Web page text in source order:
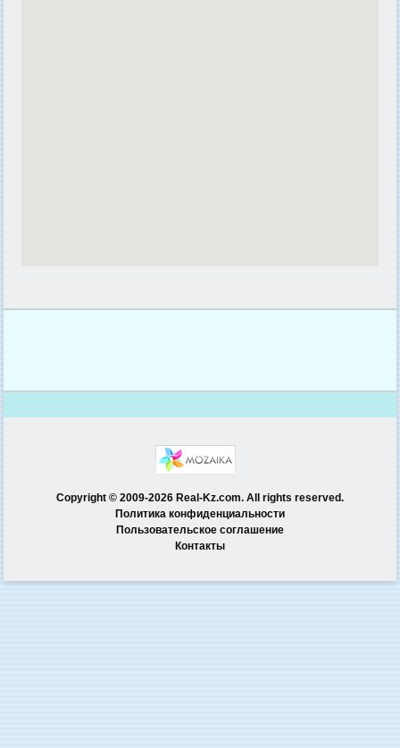
Copyright © 2009-2026 Real-Kz.com. All rights reserved.
Политика конфиденциальности
Пользовательское соглашение
Контакты